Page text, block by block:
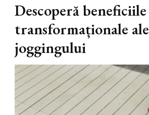
Descoperă beneficiile
transformaționale ale
joggingului